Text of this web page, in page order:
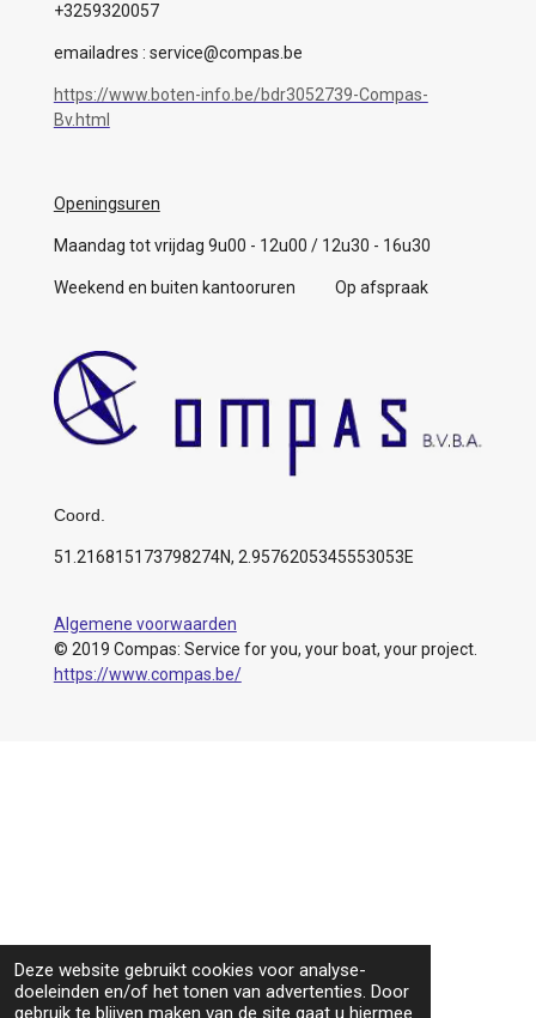
Deze website gebruikt cookies voor analyse-
doeleinden en/of het tonen van advertenties. Door
gebruik te blijven maken van de site gaat u hiermee
+3259320057
emailadres : service@compas.be
https://www.boten-info.be/bdr3052739-Compas-
Bv.html
Openingsuren
Maandag tot vrijdag 9u00 - 12u00 / 12u30 - 16u30
Weekend en buiten kantooruren Op afspraak
Coord.
51.216815173798274N, 2.9576205345553053E
Algemene voorwaarden
© 2019 Compas: Service for you, your boat, your project.
https://www.compas.be/